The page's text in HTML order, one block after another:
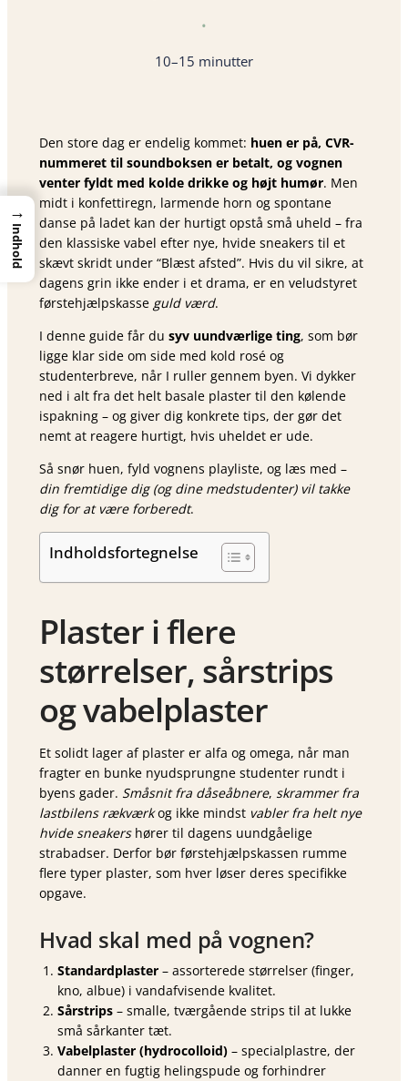
•
10–15 minutter
Den store dag er endelig kommet: huen er på, CVR-
nummeret til soundboksen er betalt, og vognen
venter fyldt med kolde drikke og højt humør. Men
midt i konfettiregn, larmende horn og spontane
danse på ladet kan der hurtigt opstå små uheld – fra
den klassiske vabel efter nye, hvide sneakers til et
skævt skridt under “Blæst afsted”. Hvis du vil sikre, at
dagens grin ikke ender i et drama, er en veludstyret
førstehjælpskasse guld værd.
I denne guide får du syv uundværlige ting, som bør
ligge klar side om side med kold rosé og
studenterbreve, når I ruller gennem byen. Vi dykker
ned i alt fra det helt basale plaster til den kølende
ispakning – og giver dig konkrete tips, der gør det
nemt at reagere hurtigt, hvis uheldet er ude.
Så snør huen, fyld vognens playliste, og læs med –
din fremtidige dig (og dine medstudenter) vil takke
dig for at være forberedt.
Indholdsfortegnelse
Plaster i flere
størrelser, sårstrips
og vabelplaster
Et solidt lager af plaster er alfa og omega, når man
fragter en bunke nyudsprungne studenter rundt i
byens gader. Småsnit fra dåseåbnere, skrammer fra
lastbilens rækværkog ikke mindst vabler fra helt nye
hvide sneakershører til dagens uundgåelige
strabadser. Derfor bør førstehjælpskassen rumme
flere typer plaster, som hver løser deres specifikke
opgave.
Hvad skal med på vognen?
Standardplaster – assorterede størrelser (finger,
kno, albue) i vandafvisende kvalitet.
Sårstrips – smalle, tværgående strips til at lukke
små sårkanter tæt.
Vabelplaster (hydrocolloid) – specialplastre, der
danner en fugtig helingspude og forhindrer
→
Indhold